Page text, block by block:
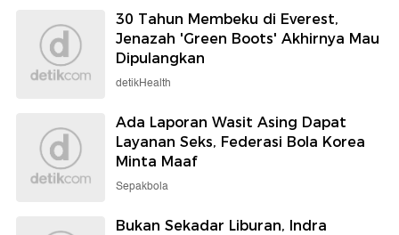
30 Tahun Membeku di Everest,
Jenazah 'Green Boots' Akhirnya Mau
Dipulangkan
detikHealth
Ada Laporan Wasit Asing Dapat
Layanan Seks, Federasi Bola Korea
Minta Maaf
Sepakbola
Bukan Sekadar Liburan, Indra